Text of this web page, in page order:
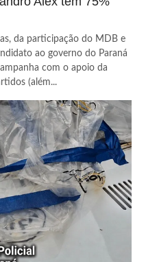
da participação do MDB e
ao governo do Paraná
com o apoio da
(além...